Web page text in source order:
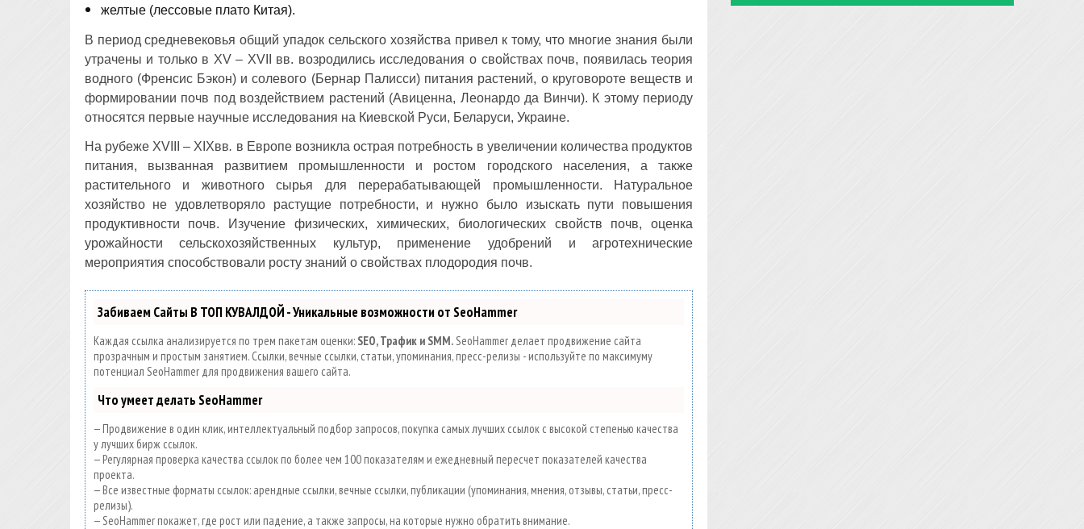
желтые (лессовые плато Китая).
В период средневековья общий упадок сельского хозяйства привел к тому, что многие знания были
утрачены и только в XV – XVII вв. возродились исследования о свойствах почв, появилась теория
водного (Френсис Бэкон) и солевого (Бернар Палисси) питания растений, о круговороте веществ и
формировании почв под воздействием растений (Авиценна, Леонардо да Винчи). К этому периоду
относятся первые научные исследования на Киевской Руси, Беларуси, Украине.
На рубеже XVIII – XIXвв. в Европе возникла острая потребность в увеличении количества продуктов
питания, вызванная развитием промышленности и ростом городского населения, а также
растительного и животного сырья для перерабатывающей промышленности. Натуральное
хозяйство не удовлетворяло растущие потребности, и нужно было изыскать пути повышения
продуктивности почв. Изучение физических, химических, биологических свойств почв, оценка
урожайности сельскохозяйственных культур, применение удобрений и агротехнические
мероприятия способствовали росту знаний о свойствах плодородия почв.
Забиваем Сайты В ТОП КУВАЛДОЙ - Уникальные возможности от SeoHammer
Каждая ссылка анализируется по трем пакетам оценки: SEO, Трафик и SMM.SeoHammer делает продвижение сайта
прозрачным и простым занятием. Ссылки, вечные ссылки, статьи, упоминания, пресс-релизы - используйте по максимуму
потенциал SeoHammer для продвижения вашего сайта.
Что умеет делать SeoHammer
— Продвижение в один клик, интеллектуальный подбор запросов, покупка самых лучших ссылок с высокой степенью качества
у лучших бирж ссылок.
— Регулярная проверка качества ссылок по более чем 100 показателям и ежедневный пересчет показателей качества
проекта.
— Все известные форматы ссылок: арендные ссылки, вечные ссылки, публикации (упоминания, мнения, отзывы, статьи, пресс-
релизы).
— SeoHammer покажет, где рост или падение, а также запросы, на которые нужно обратить внимание.